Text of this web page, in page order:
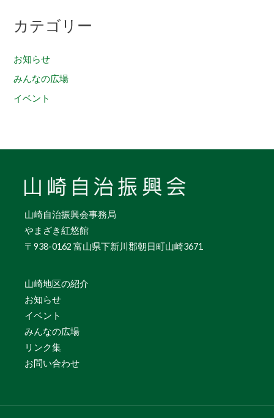
カテゴリー
お知らせ
みんなの広場
イベント
山崎自治振興会事務局
やまざき紅悠館
〒938-0162 富山県下新川郡朝日町山崎3671
山崎地区の紹介
お知らせ
イベント
みんなの広場
リンク集
お問い合わせ